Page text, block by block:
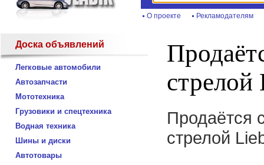
О проекте Рекламодателям
Доска объявлений
Легковые автомобили
Автозапчасти
Мототехника
Грузовики и спецтехника
Водная техника
Шины и диски
Автотовары
Продаётся
стрелой